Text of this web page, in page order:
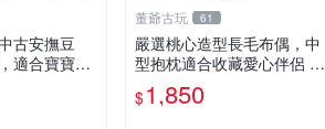
古安撫豆
適合寶寶安
袋 小牛皮
董爺古玩 61
嚴選桃心造型長毛布偶，中
型抱枕適合收藏愛心伴侶 桃
心抱枕 布娃娃 猛咬布偶
$1,850